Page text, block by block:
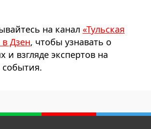
на канал «Тульская
в Дзен, чтобы узнавать о
и взгляде экспертов на